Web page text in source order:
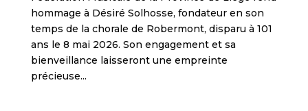
hommage à Désiré Solhosse, fondateur en son
temps de la chorale de Robermont, disparu à 101
ans le 8 mai 2026. Son engagement et sa
bienveillance laisseront une empreinte
précieuse...